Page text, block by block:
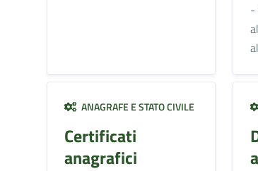
-
ANAGRAFE E STATO CIVILE
Certificati
anagrafici